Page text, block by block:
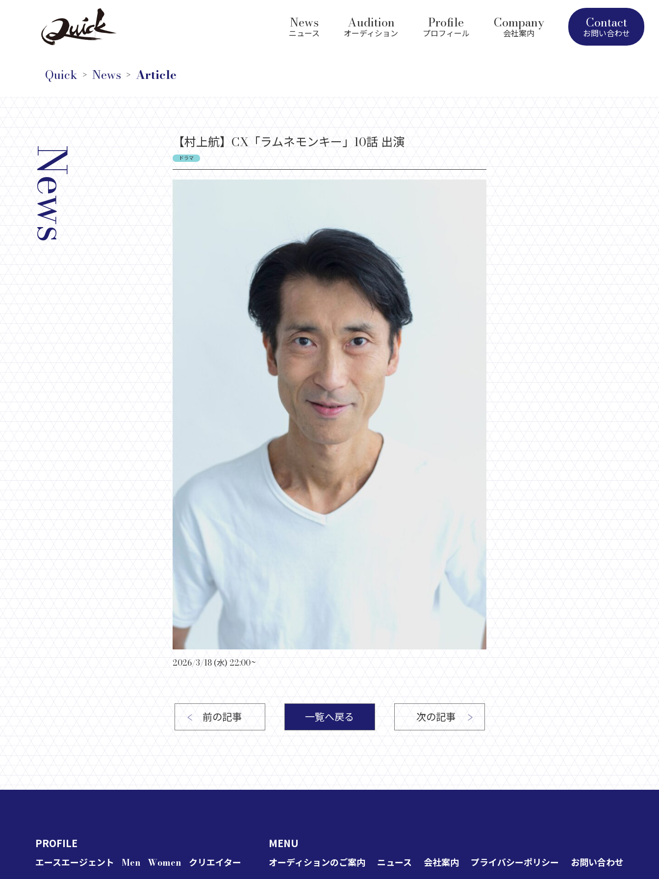
News
ニュース
Audition
オーディション
Profile
プロフィール
Company
会社案内
Contact
お問い合わせ
Quick ＞ News ＞ Article
News
【村上航】CX「ラムネモンキー」10話 出演
ドラマ
2026/3/18 (水) 22:00~
前の記事 一覧へ戻る 次の記事
PROFILE
エースエージェント Men Women クリエイター
MENU
オーディションのご案内 ニュース 会社案内 プライバシーポリシー お問い合わせ